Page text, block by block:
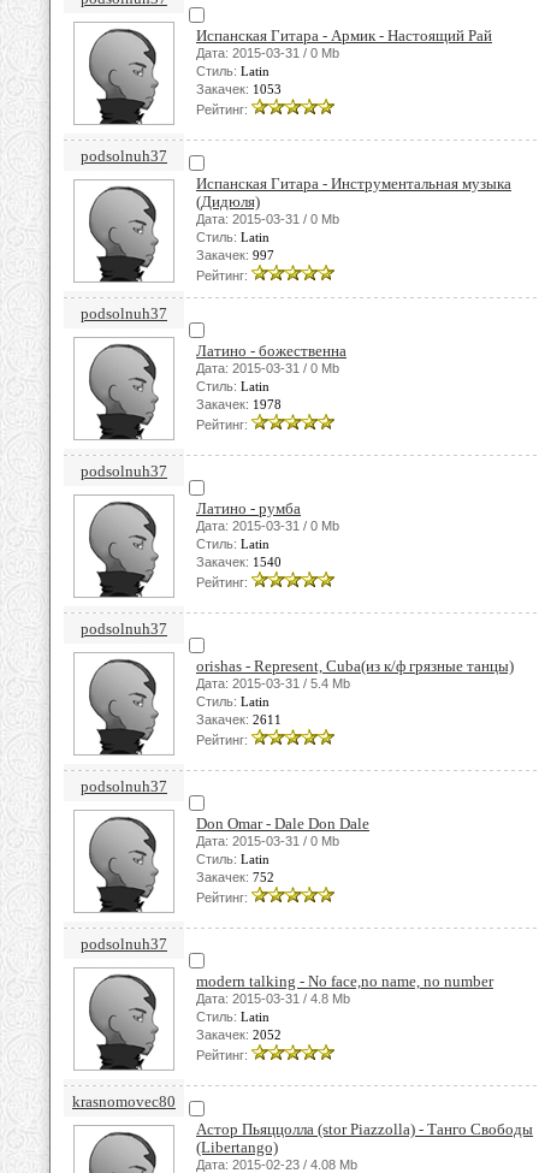
Испанская Гитара - Армик - Настоящий Рай
Дата: 2015-03-31 / 0 Mb
Стиль: Latin
Закачек: 1053
Рейтинг:
podsolnuh37
Испанская Гитара - Инструментальная музыка
(Дидюля)
Дата: 2015-03-31 / 0 Mb
Стиль: Latin
Закачек: 997
Рейтинг:
podsolnuh37
Латино - божественна
Дата: 2015-03-31 / 0 Mb
Стиль: Latin
Закачек: 1978
Рейтинг:
podsolnuh37
Латино - румба
Дата: 2015-03-31 / 0 Mb
Стиль: Latin
Закачек: 1540
Рейтинг:
podsolnuh37
orishas - Represent, Cuba(из к/ф грязные танцы)
Дата: 2015-03-31 / 5.4 Mb
Стиль: Latin
Закачек: 2611
Рейтинг:
podsolnuh37
Don Omar - Dale Don Dale
Дата: 2015-03-31 / 0 Mb
Стиль: Latin
Закачек: 752
Рейтинг:
podsolnuh37
modern talking - No face,no name, no number
Дата: 2015-03-31 / 4.8 Mb
Стиль: Latin
Закачек: 2052
Рейтинг:
krasnomovec80
Астор Пьяццолла (stor Piazzolla) - Танго Свободы
(Libertango)
Дата: 2015-02-23 / 4.08 Mb